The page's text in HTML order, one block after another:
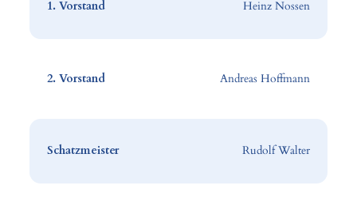
1. Vorstand Heinz Nossen
2. Vorstand Andreas Hoffmann
Schatzmeister Rudolf Walter